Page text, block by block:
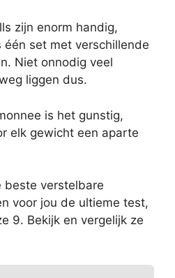
zijn enorm handig,
set met verschillende
Niet onnodig veel
liggen dus.
is het gunstig,
elk gewicht een aparte
beste verstelbare
voor jou de ultieme test,
9. Bekijk en vergelijk ze